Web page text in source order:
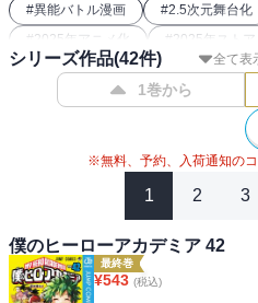
#異能バトル漫画 #2.5次元舞台化
#2025年アニメ化 #2025年ストア
#2016年アニメ化 #バトルコミッ
2024年アニメ化 # 2019年アニメ
2024年映画化
全て表
シリーズ作品(42件)
1巻から
※無料、予約、入荷通知の
1 2 3
僕のヒーローアカデミア 42
最終巻
¥543 (税込)